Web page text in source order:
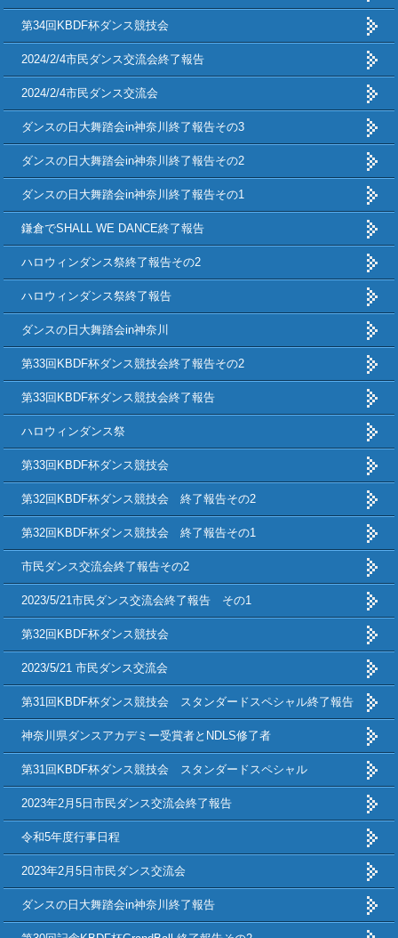
第34回KBDF杯ダンス競技会
2024/2/4市民ダンス交流会終了報告
2024/2/4市民ダンス交流会
ダンスの日大舞踏会in神奈川終了報告その3
ダンスの日大舞踏会in神奈川終了報告その2
ダンスの日大舞踏会in神奈川終了報告その1
鎌倉でSHALL WE DANCE終了報告
ハロウィンダンス祭終了報告その2
ハロウィンダンス祭終了報告
ダンスの日大舞踏会in神奈川
第33回KBDF杯ダンス競技会終了報告その2
第33回KBDF杯ダンス競技会終了報告
ハロウィンダンス祭
第33回KBDF杯ダンス競技会
第32回KBDF杯ダンス競技会 終了報告その2
第32回KBDF杯ダンス競技会 終了報告その1
市民ダンス交流会終了報告その2
2023/5/21市民ダンス交流会終了報告 その1
第32回KBDF杯ダンス競技会
2023/5/21 市民ダンス交流会
第31回KBDF杯ダンス競技会 スタンダードスペシャル終了報告
神奈川県ダンスアカデミー受賞者とNDLS修了者
第31回KBDF杯ダンス競技会 スタンダードスペシャル
2023年2月5日市民ダンス交流会終了報告
令和5年度行事日程
2023年2月5日市民ダンス交流会
ダンスの日大舞踏会in神奈川終了報告